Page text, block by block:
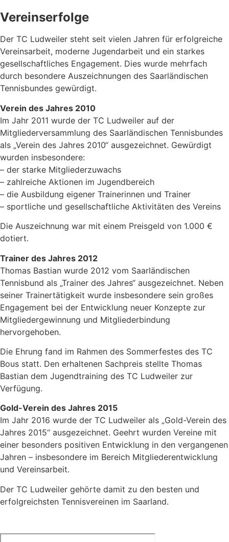
Vereinserfolge
Der TC Ludweiler steht seit vielen Jahren für erfolgreiche
Vereinsarbeit, moderne Jugendarbeit und ein starkes
gesellschaftliches Engagement. Dies wurde mehrfach
durch besondere Auszeichnungen des Saarländischen
Tennisbundes gewürdigt.
Verein des Jahres 2010
Im Jahr 2011 wurde der TC Ludweiler auf der
Mitgliederversammlung des Saarländischen Tennisbundes
als „Verein des Jahres 2010“ ausgezeichnet. Gewürdigt
wurden insbesondere:
– der starke Mitgliederzuwachs
– zahlreiche Aktionen im Jugendbereich
– die Ausbildung eigener Trainerinnen und Trainer
– sportliche und gesellschaftliche Aktivitäten des Vereins
Die Auszeichnung war mit einem Preisgeld von 1.000 €
dotiert.
Trainer des Jahres 2012
Thomas Bastian wurde 2012 vom Saarländischen
Tennisbund als „Trainer des Jahres“ ausgezeichnet. Neben
seiner Trainertätigkeit wurde insbesondere sein großes
Engagement bei der Entwicklung neuer Konzepte zur
Mitgliedergewinnung und Mitgliederbindung
hervorgehoben.
Die Ehrung fand im Rahmen des Sommerfestes des TC
Bous statt. Den erhaltenen Sachpreis stellte Thomas
Bastian dem Jugendtraining des TC Ludweiler zur
Verfügung.
Gold-Verein des Jahres 2015
Im Jahr 2016 wurde der TC Ludweiler als „Gold-Verein des
Jahres 2015“ ausgezeichnet. Geehrt wurden Vereine mit
einer besonders positiven Entwicklung in den vergangenen
Jahren – insbesondere im Bereich Mitgliederentwicklung
und Vereinsarbeit.
Der TC Ludweiler gehörte damit zu den besten und
erfolgreichsten Tennisvereinen im Saarland.